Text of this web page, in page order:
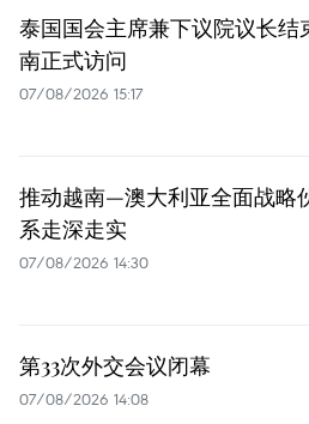
泰国国会主席兼下议院议长结
南正式访问
07/08/2026 15:17
推动越南—澳大利亚全面战略
系走深走实
07/08/2026 14:30
第33次外交会议闭幕
07/08/2026 14:08